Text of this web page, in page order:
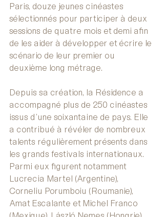
Paris, douze jeunes cinéastes
sélectionnés pour participer à deux
sessions de quatre mois et demi afin
de les aider à développer et écrire le
scénario de leur premier ou
deuxième long métrage.
Depuis sa création, la Résidence a
accompagné plus de 250 cinéastes
issus d’une soixantaine de pays. Elle
a contribué à révéler de nombreux
talents régulièrement présents dans
les grands festivals internationaux.
Parmi eux figurent notamment
Lucrecia Martel (Argentine),
Corneliu Porumboiu (Roumanie),
Amat Escalante et Michel Franco